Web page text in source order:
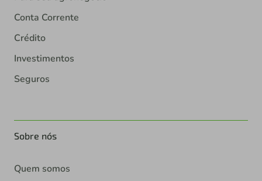
Conta Corrente
Crédito
Investimentos
Seguros
Sobre nós
Quem somos